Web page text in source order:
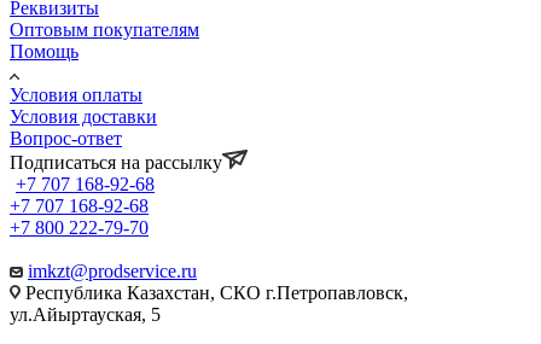
Реквизиты
Оптовым покупателям
Помощь
Условия оплаты
Условия доставки
Вопрос-ответ
Подписаться на рассылку
+7 707 168-92-68
+7 707 168-92-68
+7 800 222-79-70
imkzt@prodservice.ru
Республика Казахстан, СКО г.Петропавловск,
ул.Айыртауская, 5